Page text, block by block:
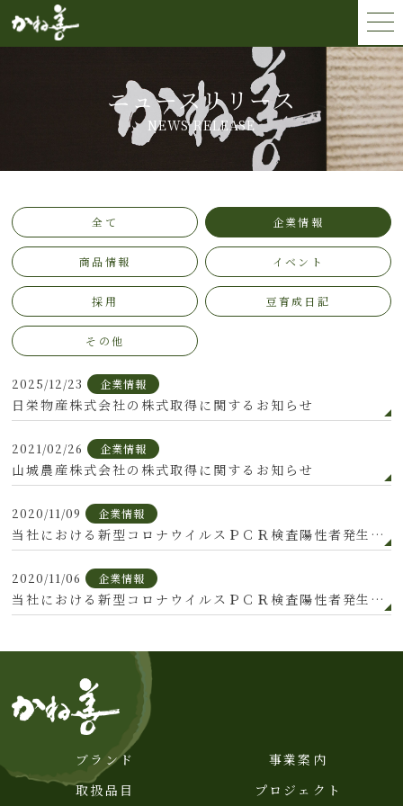
ニュースリリース
NEWS RELEASE
全て 企業情報
商品情報 イベント
採用 豆育成日記
その他
2025/12/23 企業情報
日栄物産株式会社の株式取得に関するお知らせ
2021/02/26 企業情報
山城農産株式会社の株式取得に関するお知らせ
2020/11/09 企業情報
当社における新型コロナウイルスＰＣＲ検査陽性者発生について（続報）
2020/11/06 企業情報
当社における新型コロナウイルスＰＣＲ検査陽性者発生について
ブランド
事業案内
取扱品目
プロジェクト